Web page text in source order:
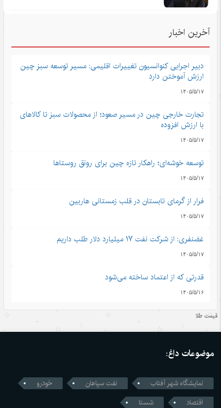
آخرین اخبار
دبیر اجرایی کنوانسیون تغییرات اقلیمی: مسیر توسعه سبز چین
ارزش آموختن دارد
۱۴۰۵/۵/۱۷
تجارت خارجی چین در مسیر صعود؛ از محصولات سبز تا کالاهای
با ارزش افزوده
۱۴۰۵/۵/۱۷
توسعه خوشه‌ای؛ راهکار تازه چین برای رونق روستاها
۱۴۰۵/۵/۱۷
فرار از گرمای تابستان در قلب زمستانی هاربین
۱۴۰۵/۵/۱۷
غضنفری: از شرکت نفت ۱۷ میلیارد دلار طلب داریم
۱۴۰۵/۵/۱۷
قدرتی که از اعتماد ساخته می‌شود
۱۴۰۵/۵/۱۶
اندیشه‌های کلاسیک چین قسمت دوم: رشد و بالندگی همراه با
۱۴۰۵/۵/۱۶
قیمت طلا
موضوعات داغ:
نمایشگاه شهر آفتاب نفت سپاهان
خودرو
اقتصاد
شستا